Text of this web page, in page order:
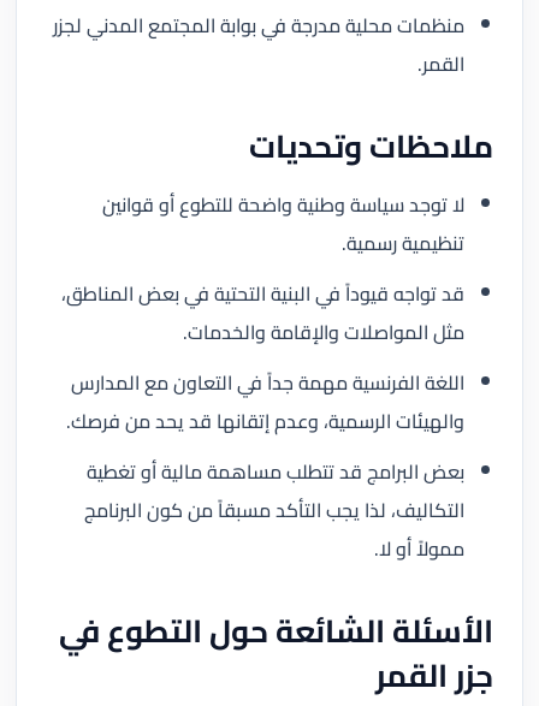
منظمات محلية مدرجة في بوابة المجتمع المدني لجزر
القمر.
ملاحظات وتحديات
لا توجد سياسة وطنية واضحة للتطوع أو قوانين
تنظيمية رسمية.
قد تواجه قيوداً في البنية التحتية في بعض المناطق،
مثل المواصلات والإقامة والخدمات.
اللغة الفرنسية مهمة جداً في التعاون مع المدارس
والهيئات الرسمية، وعدم إتقانها قد يحد من فرصك.
بعض البرامج قد تتطلب مساهمة مالية أو تغطية
التكاليف، لذا يجب التأكد مسبقاً من كون البرنامج
ممولاً أو لا.
الأسئلة الشائعة حول التطوع في
جزر القمر